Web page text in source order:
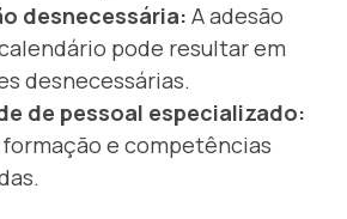
desnecessária: A adesão
pode resultar em
desnecessárias.
de pessoal especializado:
e competências